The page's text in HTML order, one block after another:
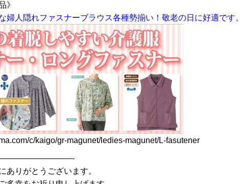
》
婦人隠れファスナーブラウス各種勢揃い！敬老の日に好適です。
c/kaigo/gr-magunet/ledies-magunet/L-fasutener
ありがとうございます。